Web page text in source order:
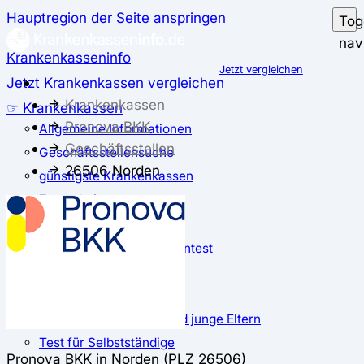
Hauptregion der Seite anspringen
Krankenkasseninfo
Jetzt Krankenkassen vergleichen
☞ Krankenkassen
Allgemeine Informationen
Geschäftsstellensuche
günstigste Krankenkassen
Zusatzbeitrag
✅ Krankenkassen Test
Der große Krankenkassentest
Test für Schwangere und junge Eltern
Test für Selbstständige
Jetzt vergleichen
Krankenkassen
Pronova BKK
Geschäftsstellen
26506 Norden
Pronova BKK in Norden (PLZ 26506)